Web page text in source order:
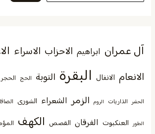
آل عمران ابراهيم الاحزاب الاسراء
الانعام الانفال البقرة التوبة الحج الحجر
الحشر الذاريات الروم الزمر الشعراء الشورى
الطور العنكبوت الفرقان القصص الكهف